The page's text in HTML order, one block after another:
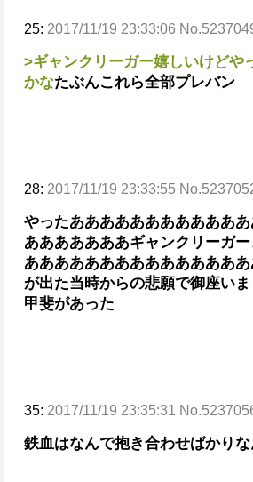
25: 2017/11/19 23:33:06
>ギャンクリーガー嬉しいけどや
かなたぶんこれら全部プレバン
28: 2017/11/19 23:33:55
やったあああああああああああ
あああああああギャンクリーガ
ああああああああああああああ
が出た当時からの悲願で御座いま
甲斐があった
35: 2017/11/19 23:35:31
鉄血はなんで抱き合わせばかり